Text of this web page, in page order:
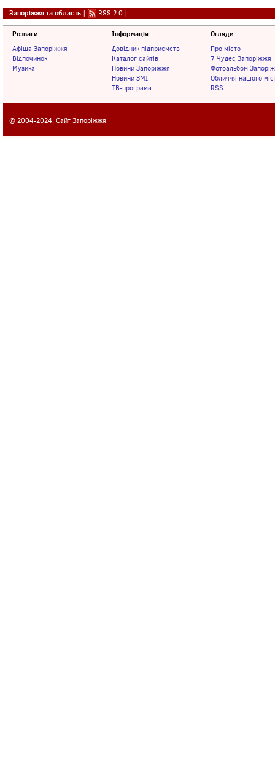
Запоріжжя та область | RSS 2.0 |
Розваги
Афіша Запоріжжя
Відпочинок
Музика
Інформація
Довідник підприємств
Каталог сайтів
Новини Запоріжжя
Новини ЗМІ
ТВ-програма
Огляди
Про місто
7 Чудес Запоріжжя
Фотоальбом
Обличчя нашого
RSS
© 2004-2024, Сайт Запоріжжя.